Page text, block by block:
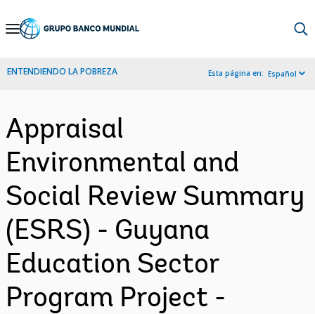
Skip
Navigation
ENTENDIENDO LA POBREZA Esta página en: Español
Appraisal
Environmental and
Social Review Summary
(ESRS) - Guyana
Education Sector
Program Project -